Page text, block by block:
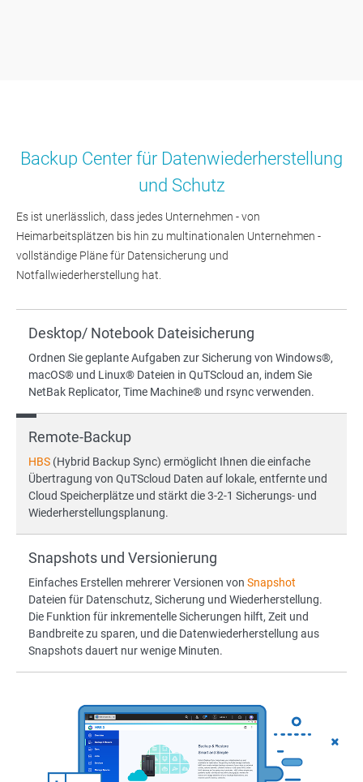
Backup Center für Datenwiederherstellung
und Schutz
Es ist unerlässlich, dass jedes Unternehmen - von
Heimarbeitsplätzen bis hin zu multinationalen Unternehmen -
vollständige Pläne für Datensicherung und
Notfallwiederherstellung hat.
Desktop/ Notebook Dateisicherung
Ordnen Sie geplante Aufgaben zur Sicherung von Windows®,
macOS® und Linux® Dateien in QuTScloud an, indem Sie
NetBak Replicator, Time Machine® und rsync verwenden.
Remote-Backup
HBS (Hybrid Backup Sync) ermöglicht Ihnen die einfache
Übertragung von QuTScloud Daten auf lokale, entfernte und
Cloud Speicherplätze und stärkt die 3-2-1 Sicherungs- und
Wiederherstellungsplanung.
Snapshots und Versionierung
Einfaches Erstellen mehrerer Versionen von Snapshot
Dateien für Datenschutz, Sicherung und Wiederherstellung.
Die Funktion für inkrementelle Sicherungen hilft, Zeit und
Bandbreite zu sparen, und die Datenwiederherstellung aus
Snapshots dauert nur wenige Minuten.